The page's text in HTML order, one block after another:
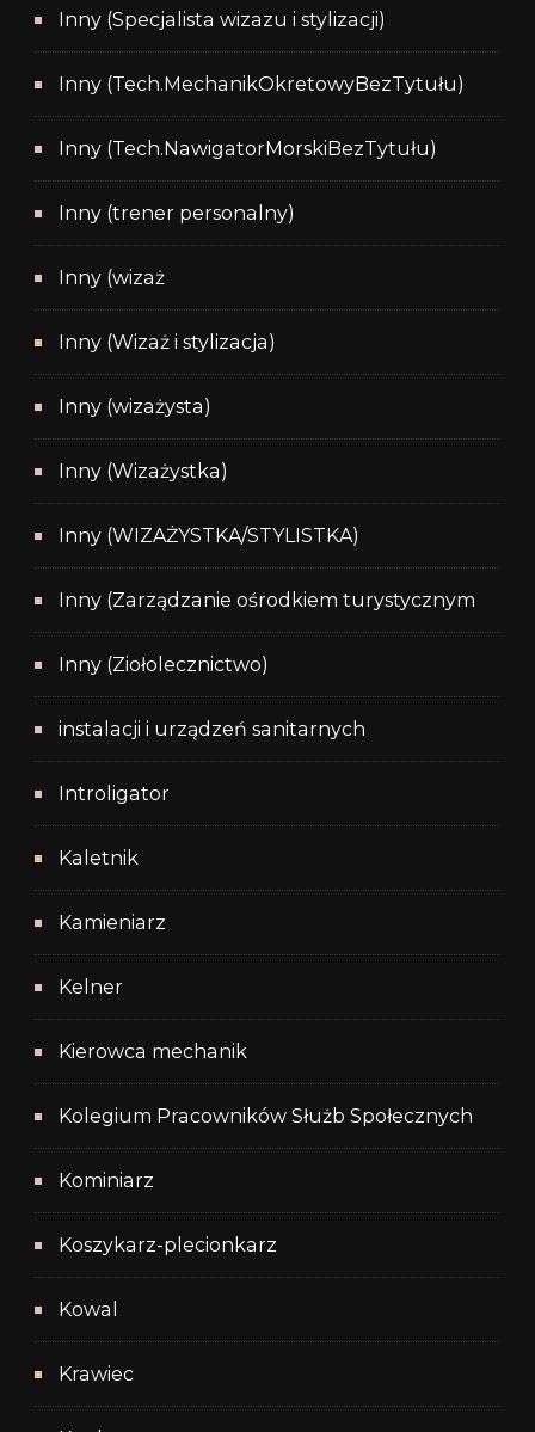
Inny (Specjalista wizazu i stylizacji)
Inny (Tech.MechanikOkretowyBezTytułu)
Inny (Tech.NawigatorMorskiBezTytułu)
Inny (trener personalny)
Inny (wizaż
Inny (Wizaż i stylizacja)
Inny (wizażysta)
Inny (Wizażystka)
Inny (WIZAŻYSTKA/STYLISTKA)
Inny (Zarządzanie ośrodkiem turystycznym
Inny (Ziołolecznictwo)
instalacji i urządzeń sanitarnych
Introligator
Kaletnik
Kamieniarz
Kelner
Kierowca mechanik
Kolegium Pracowników Służb Społecznych
Kominiarz
Koszykarz-plecionkarz
Kowal
Krawiec